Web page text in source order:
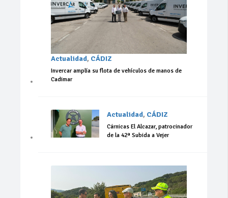
Actualidad, CÁDIZ
Invercar amplía su flota de vehículos de manos de
Cadimar
Actualidad, CÁDIZ
Cárnicas El Alcazar, patrocinador
de la 42ª Subida a Vejer